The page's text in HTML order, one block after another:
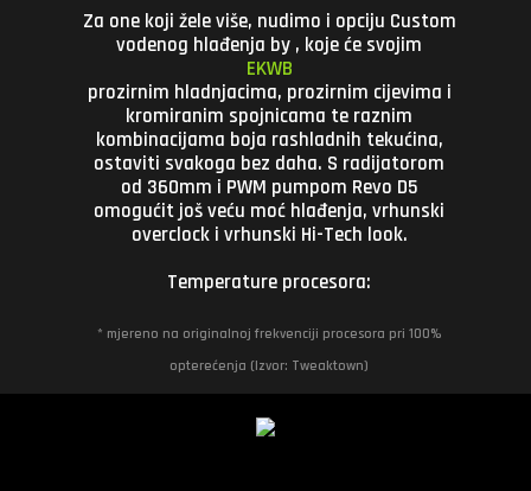
Za one koji žele više, nudimo i opciju Custom
vodenog hlađenja by
EKWB
, koje će svojim
prozirnim hladnjacima, prozirnim cijevima i
kromiranim spojnicama te raznim
kombinacijama boja rashladnih tekućina,
ostaviti svakoga bez daha. S radijatorom
od 360mm i PWM pumpom Revo D5
omogućit još veću moć hlađenja, vrhunski
overclock i vrhunski Hi-Tech look.
Temperature procesora:
* mjereno na originalnoj frekvenciji procesora pri 100%
opterećenja (Izvor: Tweaktown)